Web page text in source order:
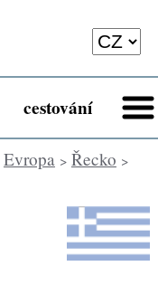
cestování
Evropa> Řecko >